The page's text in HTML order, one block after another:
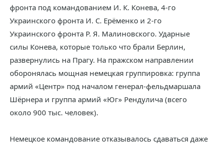
фронта под командованием И. К. Конева, 4-го
Украинского фронта И. С. Ерёменко и 2-го
Украинского фронта Р. Я. Малиновского. Ударные
силы Конева, которые только что брали Берлин,
развернулись на Прагу. На пражском направлении
оборонялась мощная немецкая группировка: группа
армий «Центр» под началом генерал-фельдмаршала
Шёрнера и группа армий «Юг» Рендулича (всего
около 900 тыс. человек).
Немецкое командование отказывалось сдаваться даже